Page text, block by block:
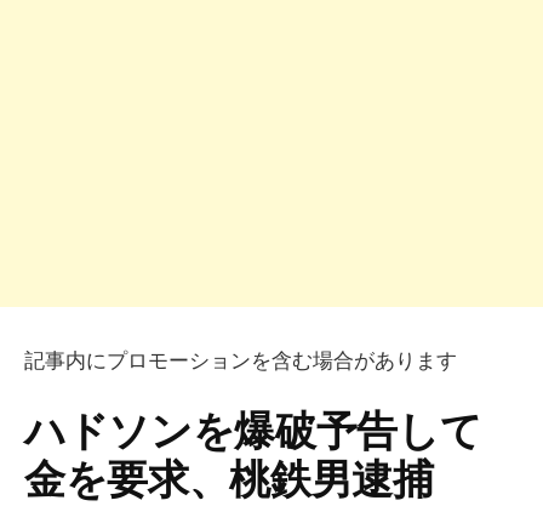
記事内にプロモーションを含む場合があります
ハドソンを爆破予告して
金を要求、桃鉄男逮捕